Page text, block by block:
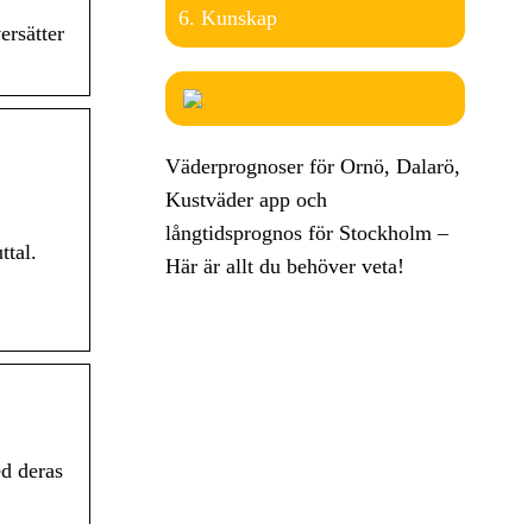
deras
Kunskap
Väderprognoser för Ornö, Dalarö,
Kustväder app och
långtidsprognos för Stockholm –
Här är allt du behöver veta!